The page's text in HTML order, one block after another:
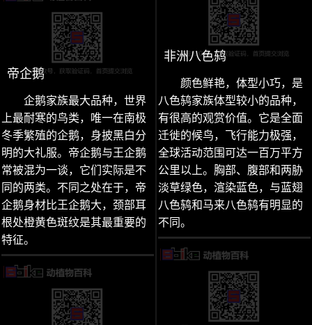
帝企鹅
企鹅家族最大品种，世界
上最耐寒的鸟类，唯一在南极
冬季繁殖的企鹅，身披黑白分
明的大礼服。帝企鹅与王企鹅
常被混为一谈，它们实际是不
同的两类。不同之处在于，帝
企鹅身材比王企鹅大，颈部耳
根处橙黄色斑纹是其最重要的
特征。
非洲八色鸫
颜色鲜艳，体型小巧，是
八色鸫家族体型较小的品种，
有很高的观赏价值。它是全面
迁徙的候鸟，飞行能力极强，
全球活动范围可达一百万平方
公里以上。胸部、腹部和两胁
淡草绿色，渲染蓝色，与蓝翅
八色鸫和马来八色鸫有明显的
不同。